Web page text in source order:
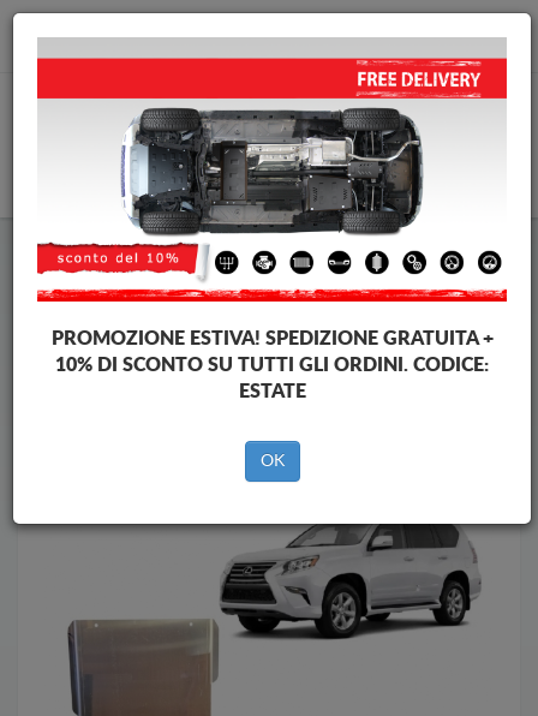
info@piastraparamotore.com
Piastra paramotore di acciaio Lexus
Piastra paramotore di acciaio Lexus GX
Brands
Brands
PROMOZIONE ESTIVA! SPEDIZIONE GRATUITA +
10% DI SCONTO SU TUTTI GLI ORDINI. CODICE:
ESTATE
OK